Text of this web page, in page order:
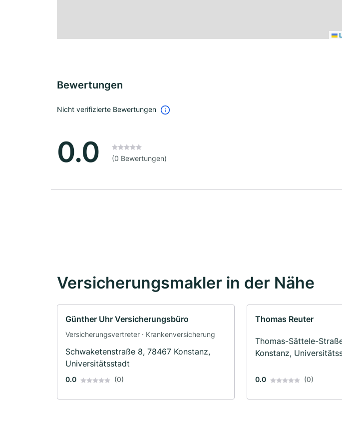
Bewertungen
Nicht verifizierte Bewertungen
0.0 (0 Bewertungen)
Versicherungsmakler in der Nähe
Günther Uhr Versicherungsbüro
Versicherungsvertreter · Krankenversicherung
Schwaketenstraße 8, 78467 Konstanz,
Universitätsstadt
0.0 (0)
Thomas Reuter
Thomas-Sättele-
Konstanz,
0.0 (0)